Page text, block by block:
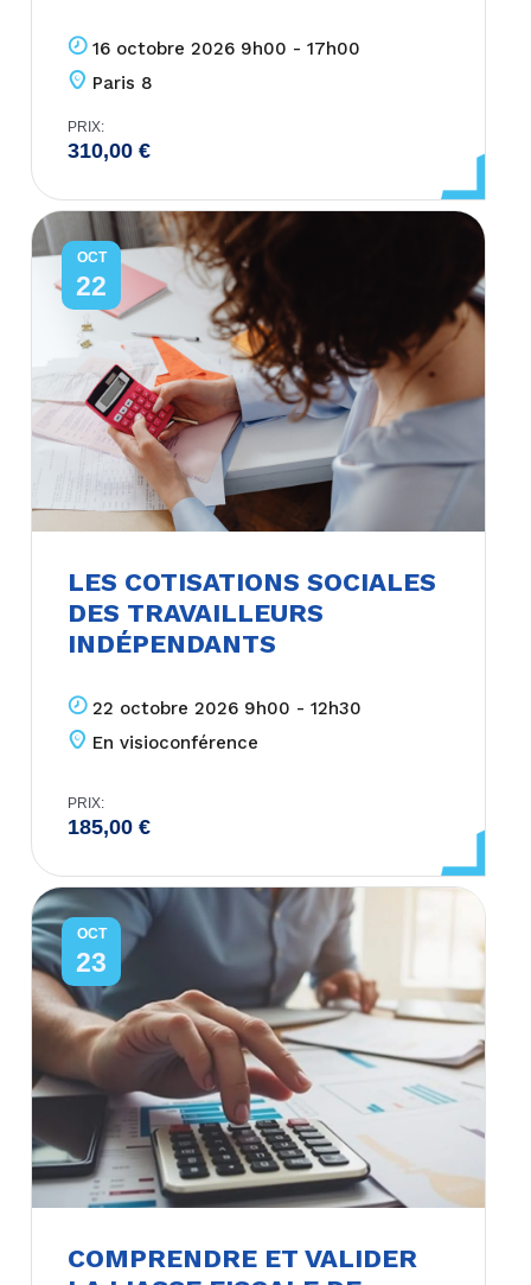
16 octobre 2026 9h00 - 17h00
Paris 8
PRIX:
310,00€
OCT
22
LES COTISATIONS SOCIALES
DES TRAVAILLEURS
INDÉPENDANTS
22 octobre 2026 9h00 - 12h30
En visioconférence
PRIX:
185,00€
OCT
23
COMPRENDRE ET VALIDER